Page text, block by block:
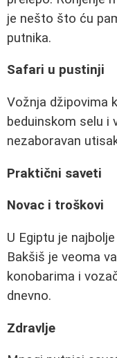
je nešto što ću
putnika.
Safari u pustinji
Vožnja džipovima
beduinskom selu i
nezaboravan
Praktični saveti
Novac i troškovi
U Egiptu je
Bakšiš je veoma
konobarima i
dnevno.
Zdravlje